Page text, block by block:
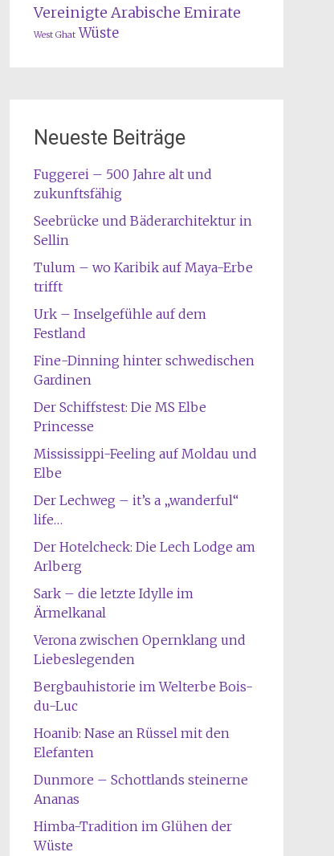
Vereinigte Arabische Emirate
West Ghat Wüste
Neueste Beiträge
Fuggerei – 500 Jahre alt und
zukunftsfähig
Seebrücke und Bäderarchitektur in
Sellin
Tulum – wo Karibik auf Maya-Erbe
trifft
Urk – Inselgefühle auf dem
Festland
Fine-Dinning hinter schwedischen
Gardinen
Der Schiffstest: Die MS Elbe
Princesse
Mississippi-Feeling auf Moldau und
Elbe
Der Lechweg – it’s a „wanderful“
life…
Der Hotelcheck: Die Lech Lodge am
Arlberg
Sark – die letzte Idylle im
Ärmelkanal
Verona zwischen Opernklang und
Liebeslegenden
Bergbauhistorie im Welterbe Bois-
du-Luc
Hoanib: Nase an Rüssel mit den
Elefanten
Dunmore – Schottlands steinerne
Ananas
Himba-Tradition im Glühen der
Wüste